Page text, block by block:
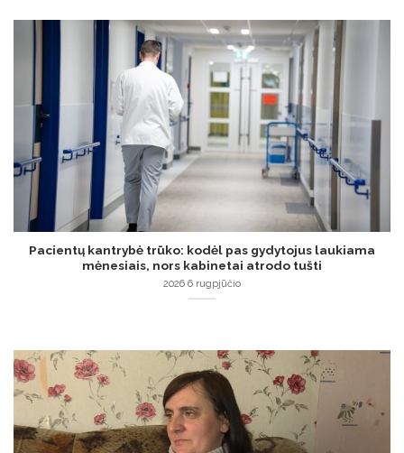
Pacientų kantrybė trūko: kodėl pas gydytojus laukiama
mėnesiais, nors kabinetai atrodo tušti
2026 6 rugpjūčio